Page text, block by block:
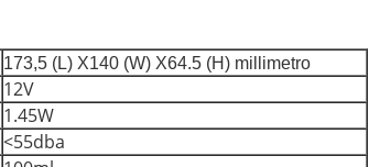
173,5 (L) X140 (W) X64.5 (H) millimetro
12V
1.45W
<55dba